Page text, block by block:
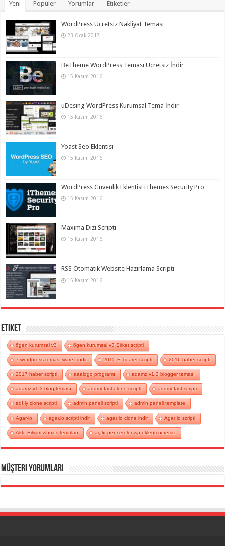
Yeni Popüler Yorumlar Etiketler
WordPress Ücretsiz Nakliyat Teması
23 Ocak 2017
BeTheme WordPress Teması Ücretsiz İndir
15 Kasım 2016
uDesing WordPress Kurumsal Tema İndir
15 Kasım 2016
Yoast Seo Eklentisi
15 Kasım 2016
WordPress Güvenlik Eklentisi iThemes Security Pro
15 Kasım 2016
Maxima Dizi Scripti
15 Kasım 2016
RSS Otomatik Website Hazırlama Scripti
15 Kasım 2016
Etiket
6gen kurumsal v3 6gen kurumsal v3 Şirket scripti
7 wordpress teması warez indir 2015 E Ticaret scripti 2016 haber scripti
2017 haber scripti aaalogo programı adamz v1.3 blogger teması
adamz v1.3 blog teması addmefast clone scripti addmefast scripti
adf.ly clone scripti admin paneli scripti admin paneli template
Agar-io agar.io scripti indir agar io clone indir Agar io scripti
Aktif Bilişim whmcs temaları açılır pencereler wp eklenti ücretsiz
Müşteri Yorumları